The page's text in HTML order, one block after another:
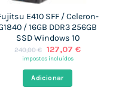
E410 SFF / Celeron-
/ 16GB DDR3 256GB
SSD Windows 10
240,00€ O
preço
era:
240,00 €.
127,07 €O
impostos incluídos
Adicionar